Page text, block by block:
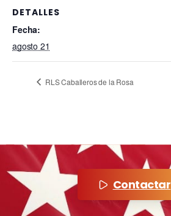
DETALLES
Fecha:
agosto 21
RLS Caballeros de la Rosa
Contactar